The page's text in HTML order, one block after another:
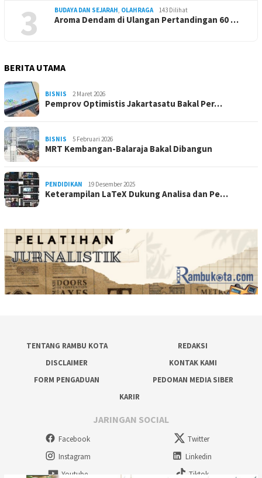
3 BUDAYA DAN SEJARAH, OLAHRAGA 143 Dilihat
Aroma Dendam di Ulangan Pertandingan 60 …
BERITA UTAMA
BISNIS 2 Maret 2026
Pemprov Optimistis Jakartasatu Bakal Per…
BISNIS 5 Februari 2026
MRT Kembangan-Balaraja Bakal Dibangun
PENDIDIKAN 19 Desember 2025
Keterampilan LaTeX Dukung Analisa dan Pe…
TENTANG RAMBU KOTA
REDAKSI
DISCLAIMER
KONTAK KAMI
FORM PENGADUAN
PEDOMAN MEDIA SIBER
KARIR
JARINGAN SOCIAL
Facebook
Twitter
Instagram
Linkedin
Youtube
Tiktok